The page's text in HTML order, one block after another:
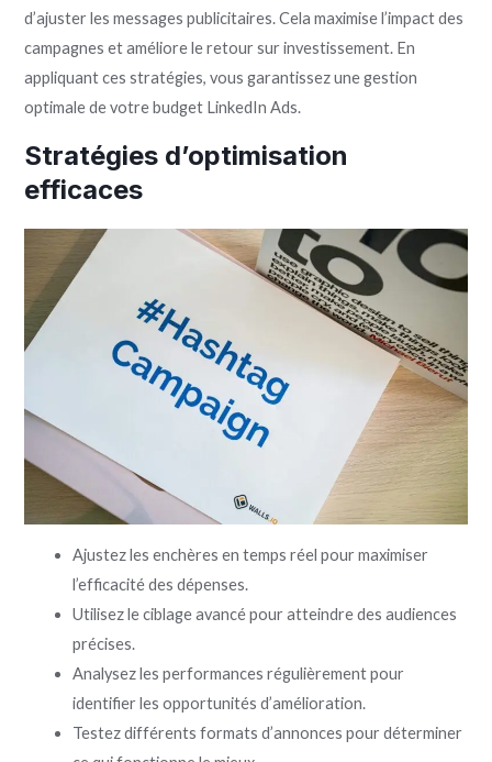
d’ajuster les messages publicitaires. Cela maximise l’impact des
campagnes et améliore le retour sur investissement. En
appliquant ces stratégies, vous garantissez une gestion
optimale de votre budget LinkedIn Ads.
Stratégies d’optimisation
efficaces
Ajustez les enchères en temps réel pour maximiser
l’efficacité des dépenses.
Utilisez le ciblage avancé pour atteindre des audiences
précises.
Analysez les performances régulièrement pour
identifier les opportunités d’amélioration.
Testez différents formats d’annonces pour déterminer